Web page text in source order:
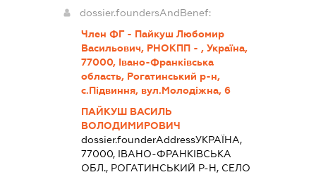
dossier.foundersAndBenef:
Член ФГ - Пайкуш Любомир
Васильович, РНОКПП - , Україна,
77000, Івано-Франківська
область, Рогатинський р-н,
с.Підвиння, вул.Молодіжна, 6
ПАЙКУШ ВАСИЛЬ
ВОЛОДИМИРОВИЧ
dossier.founderAddressУКРАЇНА,
77000, ІВАНО-ФРАНКІВСЬКА
ОБЛ., РОГАТИНСЬКИЙ Р-Н, СЕЛО